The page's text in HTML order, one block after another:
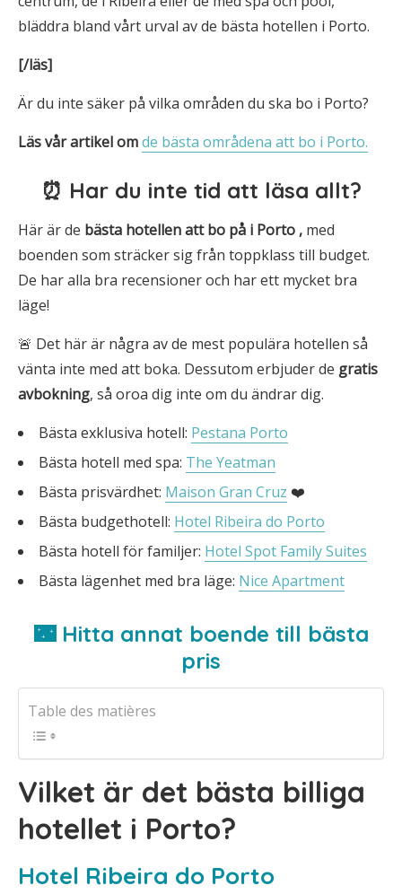
bläddra bland vårt urval av de bästa hotellen i Porto.
[/läs]
Är du inte säker på vilka områden du ska bo i Porto?
Läs vår artikel omde bästa områdena att bo i Porto.
⏰ Har du inte tid att läsa allt?
Här är de bästa hotellen att bo på i Porto , med
boenden som sträcker sig från toppklass till budget.
De har alla bra recensioner och har ett mycket bra
läge!
🚨 Det här är några av de mest populära hotellen så
vänta inte med att boka. Dessutom erbjuder de gratis
avbokning, så oroa dig inte om du ändrar dig.
Bästa exklusiva hotell: Pestana Porto
Bästa hotell med spa: The Yeatman
Bästa prisvärdhet: Maison Gran Cruz ❤️
Bästa budgethotell: Hotel Ribeira do Porto
Bästa hotell för familjer: Hotel Spot Family Suites
Bästa lägenhet med bra läge: Nice Apartment
🌃 Hitta annat boende till bästa
pris
Table des matières
Vilket är det bästa billiga
hotellet i Porto?
Hotel Ribeira do Porto